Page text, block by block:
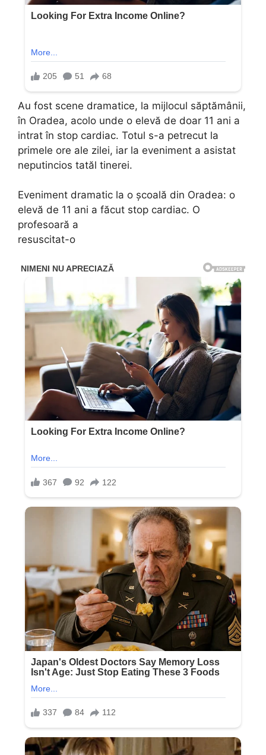
Au fost scene dramatice, la mijlocul săptămânii,
în Oradea, acolo unde o elevă de doar 11 ani a
intrat în stop cardiac. Totul s-a petrecut la
primele ore ale zilei, iar la eveniment a asistat
neputincios tatăl tinerei.
Eveniment dramatic la o școală din Oradea: o
elevă de 11 ani a făcut stop cardiac. O
profesoară a
resuscitat-o